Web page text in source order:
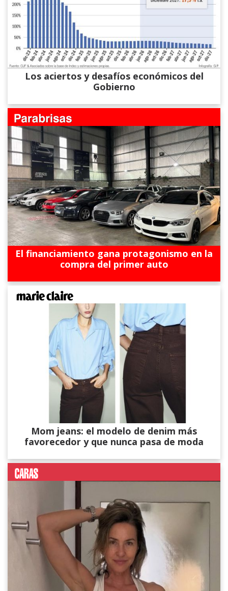
Los aciertos y desafíos económicos del
Gobierno
El financiamiento gana protagonismo en la
compra del primer auto
Mom jeans: el modelo de denim más
favorecedor y que nunca pasa de moda